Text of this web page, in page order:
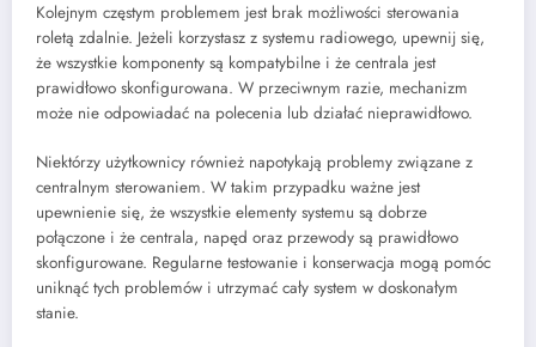
Kolejnym częstym problemem jest brak możliwości sterowania
roletą zdalnie. Jeżeli korzystasz z systemu radiowego, upewnij się,
że wszystkie komponenty są kompatybilne i że centrala jest
prawidłowo skonfigurowana. W przeciwnym razie, mechanizm
może nie odpowiadać na polecenia lub działać nieprawidłowo.
Niektórzy użytkownicy również napotykają problemy związane z
centralnym sterowaniem. W takim przypadku ważne jest
upewnienie się, że wszystkie elementy systemu są dobrze
połączone i że centrala, napęd oraz przewody są prawidłowo
skonfigurowane. Regularne testowanie i konserwacja mogą pomóc
uniknąć tych problemów i utrzymać cały system w doskonałym
stanie.